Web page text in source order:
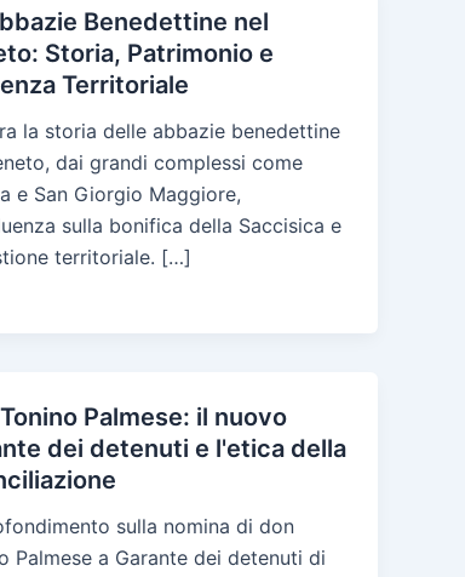
Benedettine nel
Storia, Patrimonio e
Territoriale
la storia delle abbazie benedettine
dai grandi complessi come
e San Giorgio Maggiore,
sulla bonifica della Saccisica e
territoriale. […]
Palmese: il nuovo
dei detenuti e l'etica della
sulla nomina di don
Palmese a Garante dei detenuti di